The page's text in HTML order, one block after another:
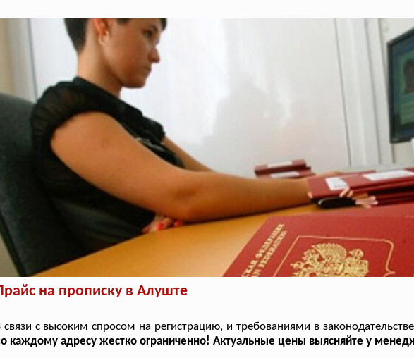
на прописку в Алуште
связи с высоким спросом на регистрацию, и требованиями в
каждому адресу жестко ограниченно! Актуальные цены выясняйте у